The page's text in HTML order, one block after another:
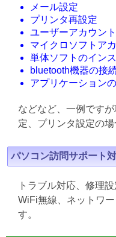
メール設定
プリンタ再設定
ユーザーアカウン
マイクロソフトア
単体ソフトのイン
bluetooth機器の接
アプリケーション
などなど、一例です
定、プリンタ設定の
パソコン訪問サポート
トラブル対応、修理
WiFi無線、ネットワ
す。